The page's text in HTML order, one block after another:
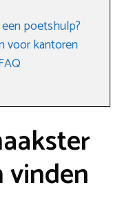
poetshulp?
voor kantoren
vinden